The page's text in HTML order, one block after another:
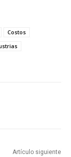
Costos
Artículo siguiente